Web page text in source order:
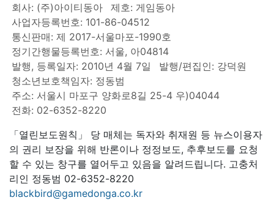
회사: (주)아이티동아
제호: 게임동아
사업자등록번호: 101-86-04512
통신판매: 제 2017-서울마포-1990호
정기간행물등록번호: 서울, 아04814
발행, 등록일자: 2010년 4월 7일
발행/편집인: 강덕원
청소년보호책임자: 정동범
주소: 서울시 마포구 양화로8길 25-4 우)04044
전화: 02-6352-8220
「열린보도원칙」 당 매체는 독자와 취재원 등 뉴스이용자
의 권리 보장을 위해 반론이나 정정보도, 추후보도를 요청
할 수 있는 창구를 열어두고 있음을 알려드립니다. 고충처
리인 정동범 02-6352-8220
blackbird@gamedonga.co.kr